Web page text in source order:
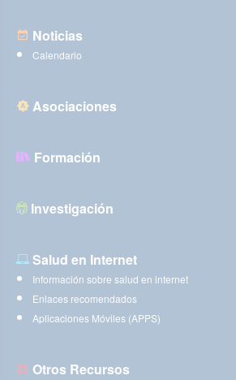
Noticias
Calendario
Asociaciones
Formación
Investigación
Salud en Internet
Información sobre salud en internet
Enlaces recomendados
Aplicaciones Móviles (APPS)
Otros Recursos